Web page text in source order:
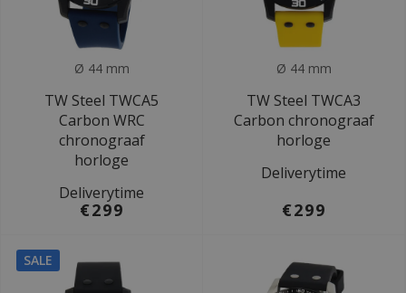
Ø 44 mm
TW Steel TWCA5
Carbon WRC
chronograaf
horloge
Deliverytime
€299
Ø 44 mm
TW Steel TWCA3
Carbon chronograaf
horloge
Deliverytime
€299
SALE